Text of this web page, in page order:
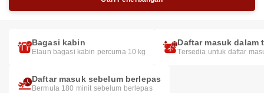
Bagasi kabin
Elaun bagasi kabin percuma 10 kg
Daftar masuk dalam
Tersedia untuk daftar
Daftar masuk sebelum berlepas
Bermula 180 minit sebelum berlepas